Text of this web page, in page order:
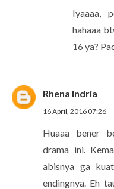
Iyaaaa,
hahaaa
16 ya?
Rhena Indria
16 April, 2016 07:26
Huaaa bener
drama ini.
abisnya ga
endingnya. Eh